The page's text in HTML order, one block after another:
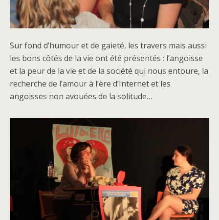
Sur fond d’humour et de gaieté, les travers mais aussi
les bons côtés de la vie ont été présentés : l’angoisse
et la peur de la vie et de la société qui nous entoure, la
recherche de l’amour à l’ère d’Internet et les
angoisses non avouées de la solitude…